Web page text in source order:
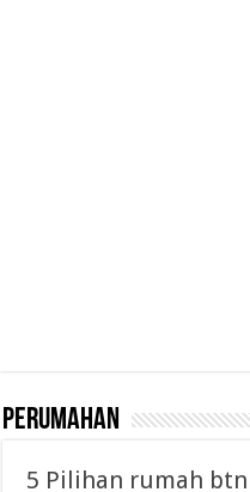
Perumahan
5 Pilihan rumah